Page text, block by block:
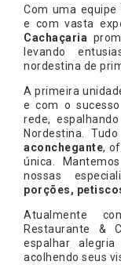
Com uma
e com vasta
Cachaçaria
levando
nordestina de
A primeira
e com o
rede,
Nordestina.
aconchegante,
única.
nossas
porções,
Atualmente
Restaurante &
espalhar
acolhendo seus